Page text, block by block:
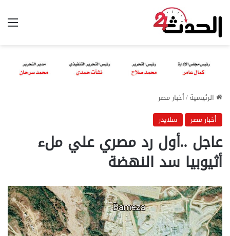
الرئيسية/أخبار مصر
أخبار مصر
سلايدر
عاجل ..أول رد مصري علي ملء
أثيوبيا سد النهضة